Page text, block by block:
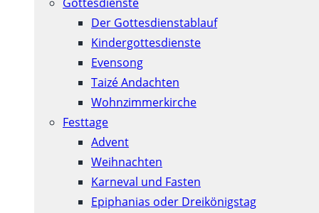
Der Gottesdienstablauf
Kindergottesdienste
Evensong
Taizé Andachten
Wohnzimmerkirche
Festtage
Advent
Weihnachten
Karneval und Fasten
Epiphanias oder Dreikönigstag